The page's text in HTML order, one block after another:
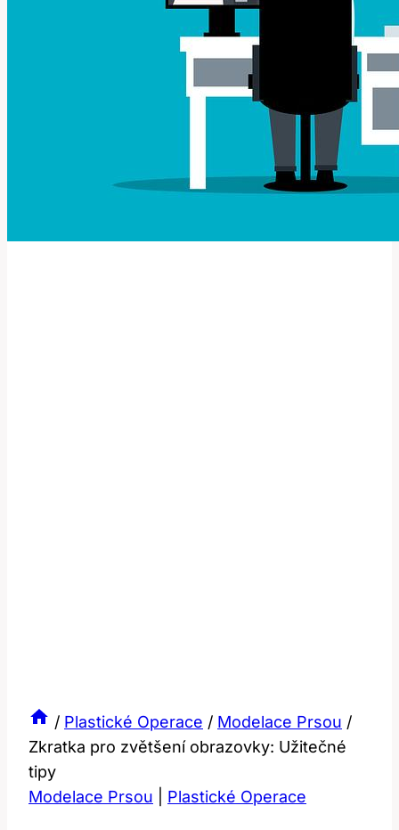
/ Plastické Operace / Modelace Prsou /
Zkratka pro zvětšení obrazovky: Užitečné
tipy
Modelace Prsou
Plastické Operace